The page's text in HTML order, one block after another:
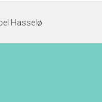
Hasselø